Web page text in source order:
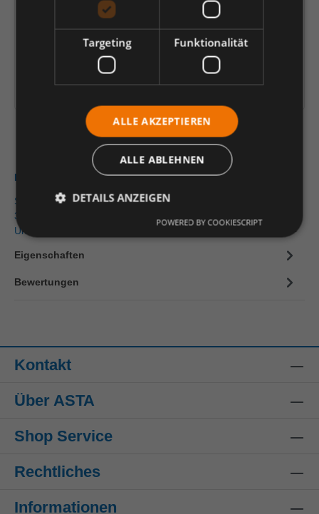
Anzahl verringern Anzahl erhöhen
In den Warenkorb
Artikelinformationen herunterladen
Beschreibung
Steitz Secura Z25800UW37P Einlage ORTHO-SOFT ESD Low
37 Fußformgerechte Einlegesohle mit individuell wählbarer
Unterstützung…
Eigenschaften
Bewertungen
Kontakt
Über ASTA
Shop Service
Rechtliches
Informationen
Targeting Funktionalität
ALLE AKZEPTIEREN
ALLE ABLEHNEN
DETAILS ANZEIGEN
POWERED BY COOKIESCRIPT